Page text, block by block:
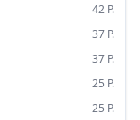
42 P.
37 P.
37 P.
25 P.
25 P.